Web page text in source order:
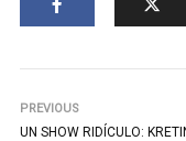
PREVIOUS
UN SHOW RIDÍCULO: